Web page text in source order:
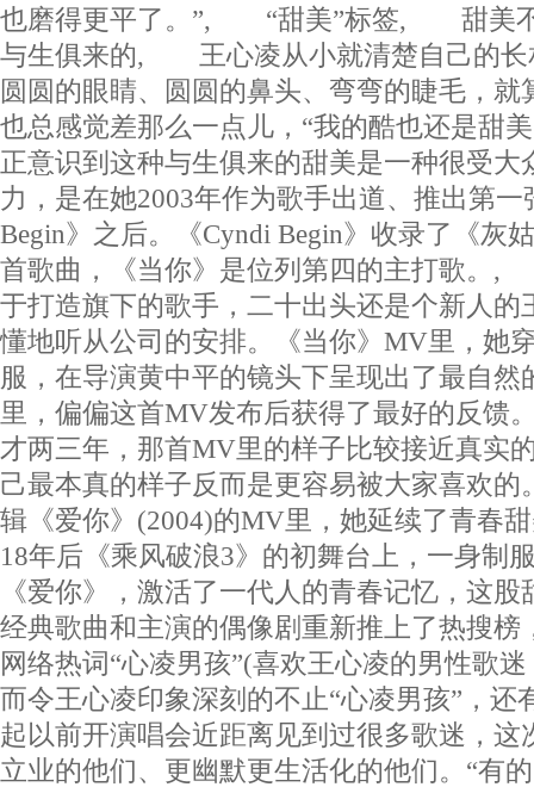
也磨得更平了。”, “甜美”标签, 甜美不
与生俱来的, 王心凌从小就清楚自己的
圆圆的眼睛、圆圆的鼻头、弯弯的睫毛，就
也总感觉差那么一点儿，“我的酷也还是甜
正意识到这种与生俱来的甜美是一种很受大
力，是在她2003年作为歌手出道、推出第一
Begin》之后。《Cyndi Begin》收录了《灰
首歌曲，《当你》是位列第四的主打歌
于打造旗下的歌手，二十出头还是个新人的
懂地听从公司的安排。《当你》MV里，她
服，在导演黄中平的镜头下呈现出了最自然
里，偏偏这首MV发布后获得了最好的反馈
才两三年，那首MV里的样子比较接近真实
己最本真的样子反而是更容易被大家喜欢的
辑《爱你》(2004)的MV里，她延续了青
18年后《乘风破浪3》的初舞台上，一身制
《爱你》，激活了一代人的青春记忆，这
经典歌曲和主演的偶像剧重新推上了热搜榜
网络热词“心凌男孩”(喜欢王心凌的男性歌
而令王心凌印象深刻的不止“心凌男孩”，还
起以前开演唱会近距离见到过很多歌迷，这
立业的他们、更幽默更生活化的他们。“有